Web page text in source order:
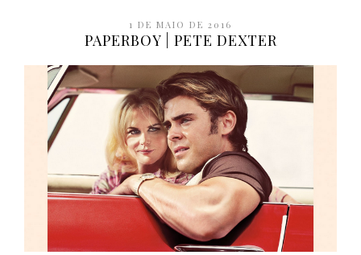
1 DE MAIO DE 2016
PAPERBOY | PETE DEXTER